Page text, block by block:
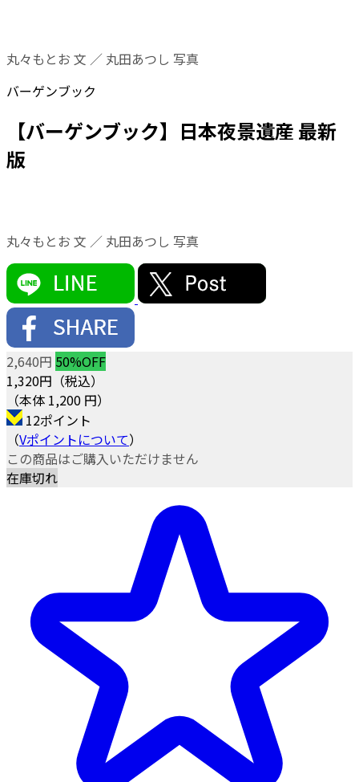
丸々もとお 文 ／ 丸田あつし 写真
バーゲンブック
【バーゲンブック】日本夜景遺産 最新
版
丸々もとお 文 ／ 丸田あつし 写真
2,640円 50%OFF
1,320円（税込）
（本体 1,200 円）
12ポイント
（Vポイントについて）
この商品はご購入いただけません
在庫切れ